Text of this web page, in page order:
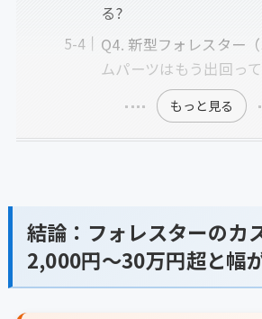
る?
Q4. 新型フォレスター
ムパーツはもう出回っ
もっと見る
結論：フォレスターのカ
2,000円〜30万円超と幅